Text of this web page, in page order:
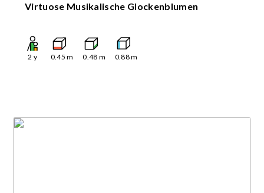
Virtuose Musikalische Glockenblumen
2 y 0.45 m 0.48 m 0.88m